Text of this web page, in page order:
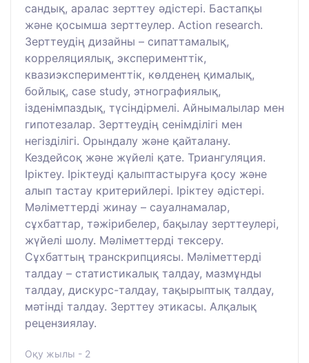
сандық, аралас зерттеу әдістері. Бастапқы
және қосымша зерттеулер. Action research.
Зерттеудің дизайны – сипаттамалық,
корреляциялық, эксперименттік,
квазиэксперименттік, көлденең қималық,
бойлық, case study, этнографиялық,
ізденімпаздық, түсіндірмелі. Айнымалылар мен
гипотезалар. Зерттеудің сенімділігі мен
негізділігі. Орындалу және қайталану.
Кездейсоқ және жүйелі қате. Триангуляция.
Іріктеу. Іріктеуді қалыптастыруға қосу және
алып тастау критерийлері. Іріктеу әдістері.
Мәліметтерді жинау – сауалнамалар,
сұхбаттар, тәжірибелер, бақылау зерттеулері,
жүйелі шолу. Мәліметтерді тексеру.
Сұхбаттың транскрипциясы. Мәліметтерді
талдау – статистикалық талдау, мазмұнды
талдау, дискурс-талдау, тақырыптық талдау,
мәтінді талдау. Зерттеу этикасы. Алқалық
рецензиялау.
Оқу жылы - 2